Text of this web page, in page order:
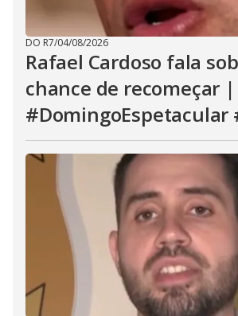
DO R7/04/08/2026
Rafael Cardoso fala
chance de recomeçar |
#DomingoEspetacular